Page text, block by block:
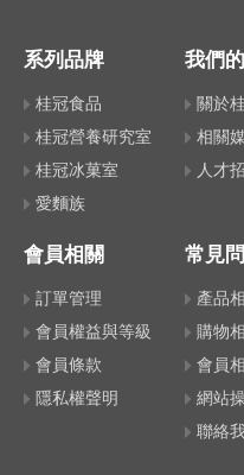
系列品牌
桂冠食品
桂冠營養研究室
桂冠冰菓室
愛麵族
我們
關於
相關
人才
會員相關
訂單管理
會員權益與等級
會員條款
隱私權聲明
常見
產品
購物
會員
網站
聯絡